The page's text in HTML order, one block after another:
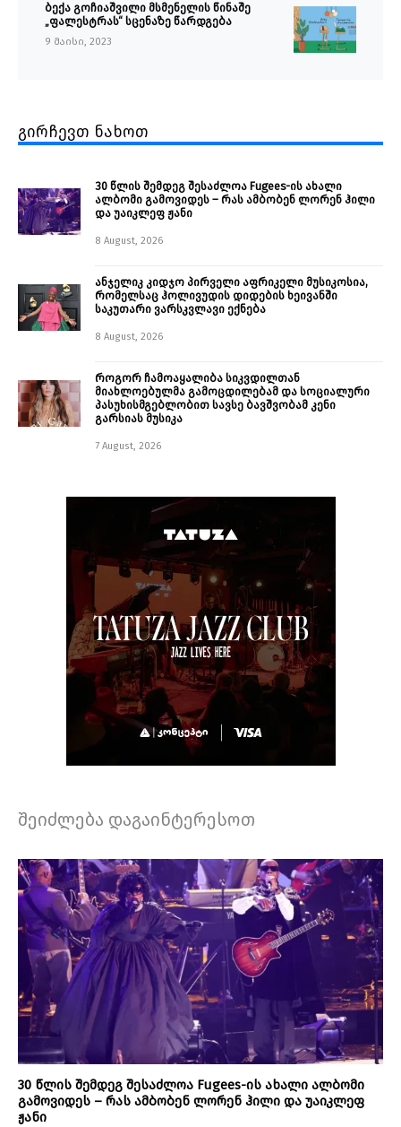
ბექა გოჩიაშვილი მსმენელის წინაშე
„ფალესტრას“ სცენაზე წარდგება
9 მაისი, 2023
გირჩევთ ნახოთ
30 წლის შემდეგ შესაძლოა Fugees-ის ახალი
ალბომი გამოვიდეს – რას ამბობენ ლორენ ჰილი
და უაიკლეფ ჟანი
8 August, 2026
ანჯელიკ კიდჯო პირველი აფრიკელი მუსიკოსია,
რომელსაც ჰოლივუდის დიდების ხეივანში
საკუთარი ვარსკვლავი ექნება
8 August, 2026
როგორ ჩამოაყალიბა სიკვდილთან
მიახლოებულმა გამოცდილებამ და სოციალური
პასუხისმგებლობით სავსე ბავშვობამ კენი
გარსიას მუსიკა
7 August, 2026
შეიძლება დაგაინტერესოთ
30 წლის შემდეგ შესაძლოა Fugees-ის ახალი ალბომი
გამოვიდეს – რას ამბობენ ლორენ ჰილი და უაიკლეფ
ჟანი